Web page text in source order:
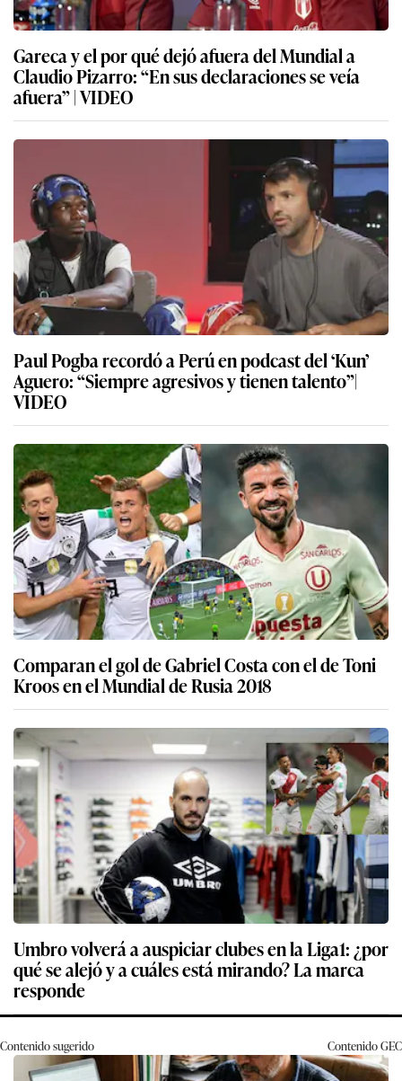
Gareca y el por qué dejó afuera del Mundial a
Claudio Pizarro: “En sus declaraciones se veía
afuera” | VIDEO
Paul Pogba recordó a Perú en podcast del ‘Kun’
Aguero: “Siempre agresivos y tienen talento”|
VIDEO
Comparan el gol de Gabriel Costa con el de Toni
Kroos en el Mundial de Rusia 2018
Umbro volverá a auspiciar clubes en la Liga1: ¿por
qué se alejó y a cuáles está mirando? La marca
responde
Contenido sugerido ContenidoGEC